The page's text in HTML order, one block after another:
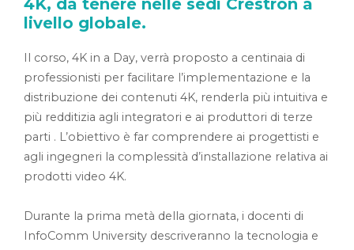
4K, da tenere nelle sedi Crestron a
livello globale.
Il corso, 4K in a Day, verrà proposto a centinaia di
professionisti per facilitare l’implementazione e la
distribuzione dei contenuti 4K, renderla più intuitiva e
più redditizia agli integratori e ai produttori di terze
parti . L’obiettivo è far comprendere ai progettisti e
agli ingegneri la complessità d’installazione relativa ai
prodotti video 4K.
Durante la prima metà della giornata, i docenti di
InfoComm University descriveranno la tecnologia e